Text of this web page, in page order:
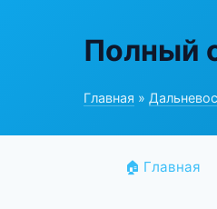
Полный
Главная »
🏠 Главная